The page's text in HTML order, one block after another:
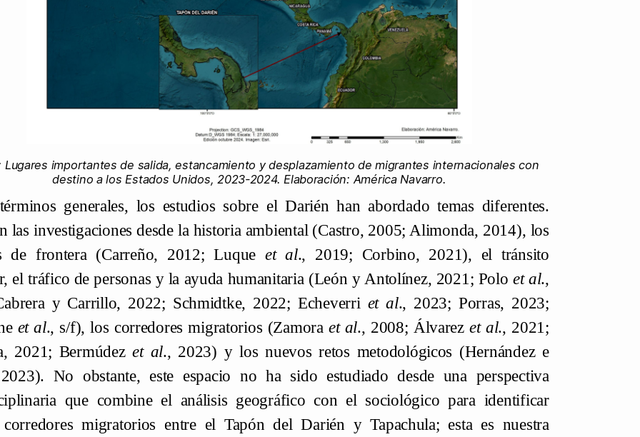
Lugares importantes de salida, estancamiento y desplazamiento de migrantes internacionales con
destino a los Estados Unidos, 2023-2024. Elaboración: América Navarro.
generales, los estudios sobre el Darién han abordado temas diferentes.
las investigaciones desde la historia ambiental (Castro, 2005; Alimonda, 2014), los
de frontera (Carreño, 2012; Luque et al., 2019; Corbino, 2021), el tránsito
el tráfico de personas y la ayuda humanitaria (León y Antolínez, 2021; Polo et al.,
y Carrillo, 2022; Schmidtke, 2022; Echeverri et al., 2023; Porras, 2023;
et al., s/f), los corredores migratorios (Zamoraet al., 2008; Álvarezet al., 2021;
2021; Bermúdezet al., 2023) y los nuevos retos metodológicos (Hernández e
No obstante, este espacio no ha sido estudiado desde una perspectiva
que combine el análisis geográfico con el sociológico para identificar
migratorios entre el Tapón del Darién y Tapachula; esta es nuestra